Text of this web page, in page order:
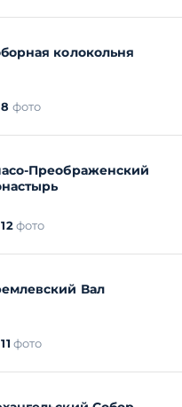
колокольня
8 фото
Преображенский
12 фото
Вал
11 фото